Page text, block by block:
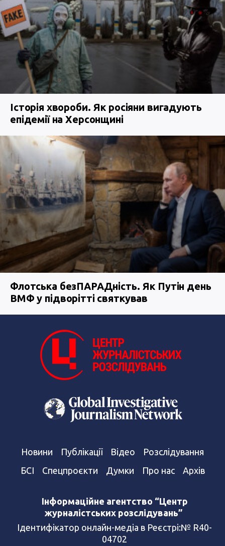
Історія хвороби. Як росіяни вигадують
епідемії на Херсонщині
Флотська безПАРАДність. Як Путін день
ВМФ у підворітті святкував
Новини Публікації Відео
Розслідування
БСІ
Спецпроєкти Думки Про нас Архів
Інформаційне агентство “Центр
журналістських розслідувань”
Ідентифікатор онлайн-медіа в Реєстрі:№ R40-
04702